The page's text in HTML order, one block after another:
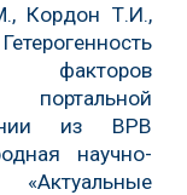
Кордон Т.И.,
портальной
из ВРВ
научно-
«Актуальные